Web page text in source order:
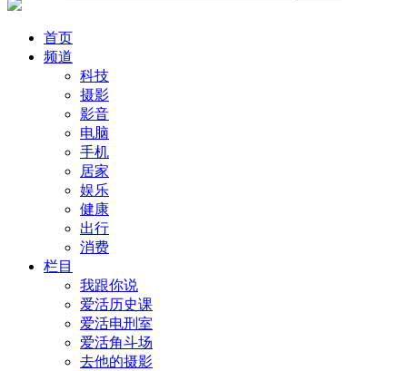
首页
频道
科技
摄影
影音
电脑
手机
居家
娱乐
健康
出行
消费
栏目
我跟你说
爱活历史课
爱活电刑室
爱活角斗场
去他的摄影